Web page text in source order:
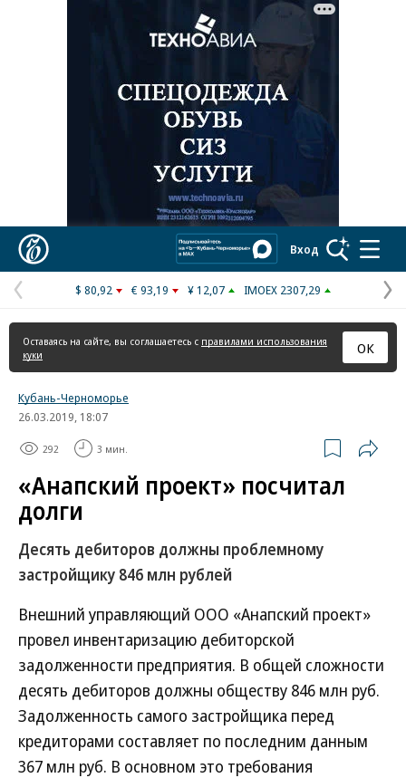
Реклама в «Ъ» www.kommersant.ru/ad
Вход
Предыдущая
страница
$ 80,92 € 93,19 ¥ 12,07 IMOEX 2307,29
Оставаясь на сайте, вы соглашаетесь с правилами использования
куки
ОК
Кубань-Черноморье
26.03.2019, 18:07
292 3 мин.
«Анапский проект» посчитал
долги
Десять дебиторов должны проблемному
застройщику 846 млн рублей
Внешний управляющий ООО «Анапский проект»
провел инвентаризацию дебиторской
задолженности предприятия. В общей сложности
десять дебиторов должны обществу 846 млн руб.
Задолженность самого застройщика перед
кредиторами составляет по последним данным
367 млн руб. В основном это требования